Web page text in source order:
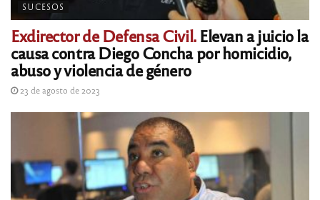
SUCESOS
Exdirector de Defensa Civil.Elevan a juicio la
causa contra Diego Concha por homicidio,
abuso y violencia de género
23 de agosto de 2023